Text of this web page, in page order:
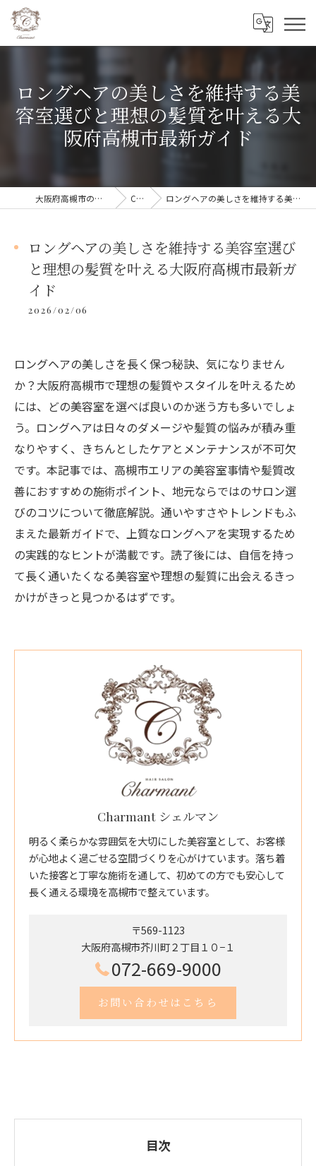
ロングヘアの美しさを維持する美
容室選びと理想の髪質を叶える大
阪府高槻市最新ガイド
大阪府高槻市の美容室ならCharmant シェルマン COLUMN ロングヘアの美しさを維持する美容室選びと理想の髪質を叶える大阪府高槻市最新ガイド
ロングヘアの美しさを維持する美容室選び
と理想の髪質を叶える大阪府高槻市最新ガ
イド
2026/02/06
ロングヘアの美しさを長く保つ秘訣、気になりません
か？大阪府高槻市で理想の髪質やスタイルを叶えるため
には、どの美容室を選べば良いのか迷う方も多いでしょ
う。ロングヘアは日々のダメージや髪質の悩みが積み重
なりやすく、きちんとしたケアとメンテナンスが不可欠
です。本記事では、高槻市エリアの美容室事情や髪質改
善におすすめの施術ポイント、地元ならではのサロン選
びのコツについて徹底解説。通いやすさやトレンドもふ
まえた最新ガイドで、上質なロングヘアを実現するため
の実践的なヒントが満載です。読了後には、自信を持っ
て長く通いたくなる美容室や理想の髪質に出会えるきっ
かけがきっと見つかるはずです。
Charmant シェルマン
明るく柔らかな雰囲気を大切にした美容室として、お客様
が心地よく過ごせる空間づくりを心がけています。落ち着
いた接客と丁寧な施術を通して、初めての方でも安心して
長く通える環境を高槻市で整えています。
〒569-1123
大阪府高槻市芥川町２丁目１０−１
072-669-9000
お問い合わせはこちら
目次